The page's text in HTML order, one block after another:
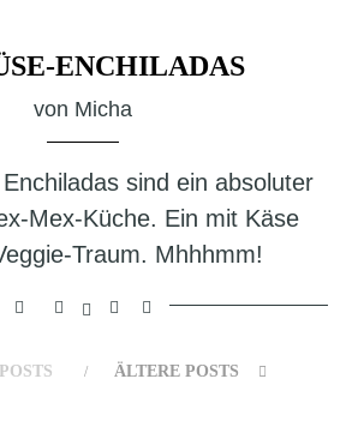
ENCHILADAS
von Micha
sind ein absoluter
Mex-Küche. Ein mit Käse
Traum. Mhhhmm!
ÄLTERE POSTS